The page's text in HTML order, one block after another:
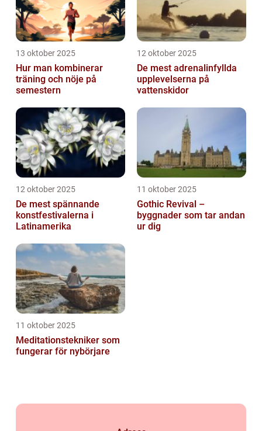
13 oktober 2025
Hur man kombinerar
träning och nöje på
semestern
12 oktober 2025
De mest adrenalinfyllda
upplevelserna på
vattenskidor
12 oktober 2025
De mest spännande
konstfestivalerna i
Latinamerika
11 oktober 2025
Gothic Revival –
byggnader som tar andan
ur dig
11 oktober 2025
Meditationstekniker som
fungerar för nybörjare